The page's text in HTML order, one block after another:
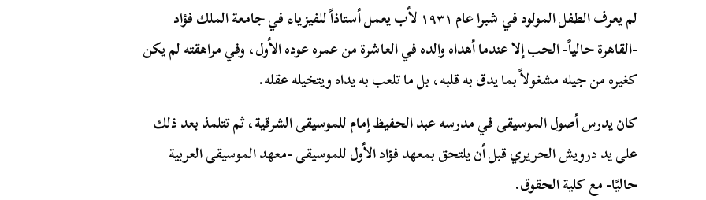
لم يعرف الطفل المولود في شبرا عام ١٩٣١ لأب يعمل أستاذاً للفيزياء في جامعة الملك فؤاد
-القاهرة حالياً- الحب إلا عندما أهداه والده في العاشرة من عمره عوده الأول، وفي مراهقته لم يكن
كغيره من جيله مشغولاً بما يدق به قلبه، بل ما تلعب به يداه ويتخيله عقله.
كان يدرس أصول الموسيقى في مدرسه عبد الحفيظ إمام للموسيقى الشرقية، ثم تتلمذ بعد ذلك
على يد درويش الحريري قبل أن يلتحق بمعهد فؤاد الأول للموسيقى -معهد الموسيقى العربية
حاليًا- مع كلية الحقوق.